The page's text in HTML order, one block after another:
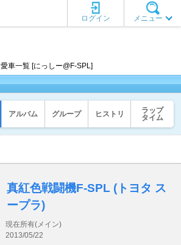
メニュー
ログイン
愛車一覧 [にっしー@F-SPL]
アルバム グループ ヒストリ
ラップ
タイム
真紅色戦闘機F-SPL (トヨタ ス
ープラ)
現在所有(メイン)
2013/05/22